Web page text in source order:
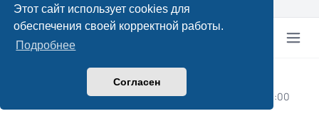
Этот сайт использует cookies для
обеспечения своей корректной работы.
Подробнее
Согласен
© 2024–2026 Drcpa.ru
Конфиденциальность|Правила|Часовой пояс: UTC+03:00